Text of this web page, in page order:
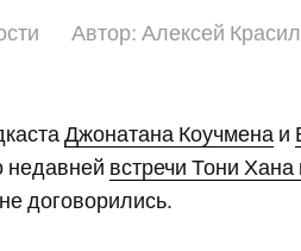
Автор:Алексей
Джонатана Коучмена и
недавней встречи Тони
договорились.